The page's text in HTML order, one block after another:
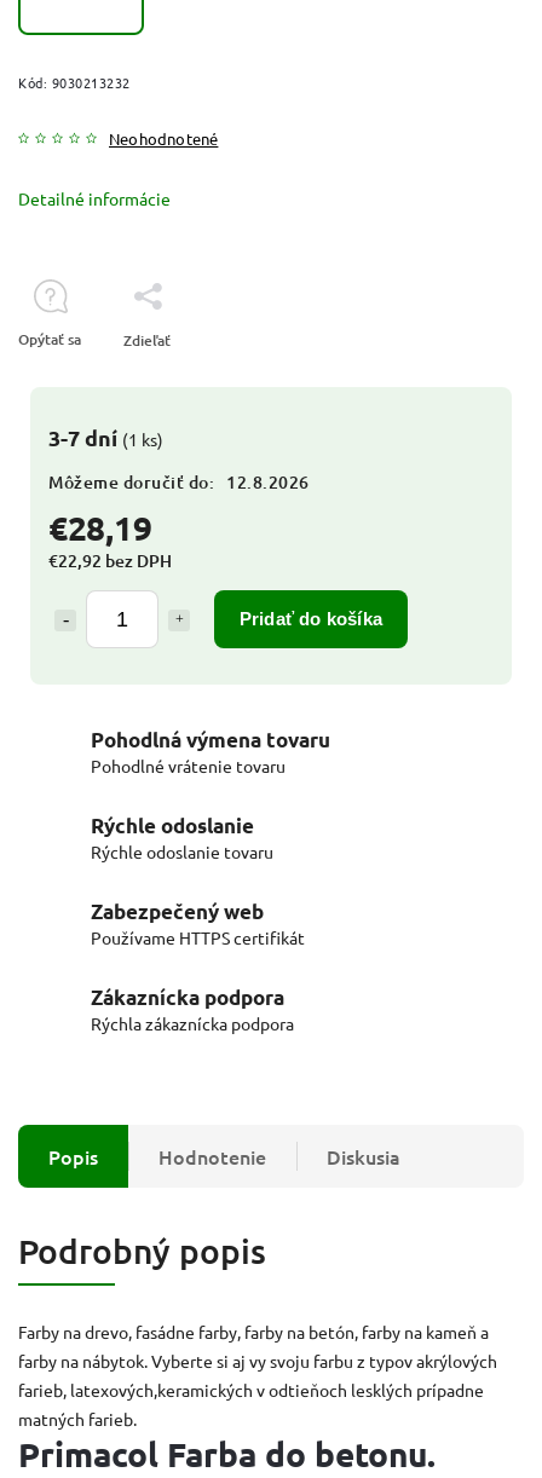
Kód: 9030213232
Neohodnotené
€28,19
€22,92 bez DPH
Pridať do košíka
3-7 dní (1 ks)
Môžeme doručiť do: 12.8.2026
Detailné informácie
Opýtať sa Zdieľať
Pohodlná výmena tovaru
Pohodlné vrátenie tovaru
Rýchle odoslanie
Rýchle odoslanie tovaru
Zabezpečený web
Používame HTTPS certifikát
Zákaznícka podpora
Rýchla zákaznícka podpora
Popis Hodnotenie Diskusia
Podrobný popis
Farby na drevo, fasádne farby, farby na betón, farby na kameň a
farby na nábytok. Vyberte si aj vy svoju farbu z typov akrýlových
farieb, latexových,keramických v odtieňoch lesklých prípadne
matných farieb.
Primacol Farba do betonu.